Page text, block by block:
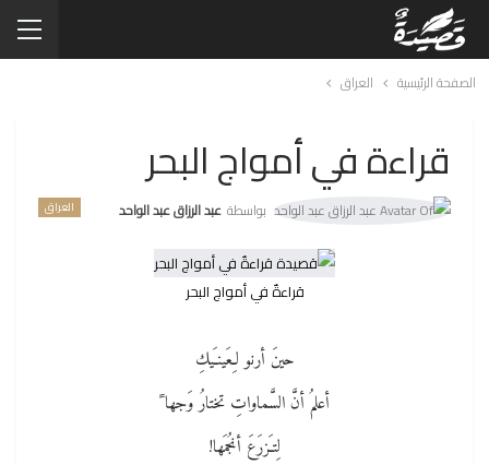
الصفحة الرئيسية العراق
قراءة في أمواج البحر
العراق بواسطة عبد الرزاق عبد الواحد
قراءةٌ في أمواج البحر
حينَ أرنو لـِعَينـَيكِ
أعلمُ أنَّ السَّماواتِ تختارُ وَجها ً
لِتـَزرَعَ أنجُمَها!